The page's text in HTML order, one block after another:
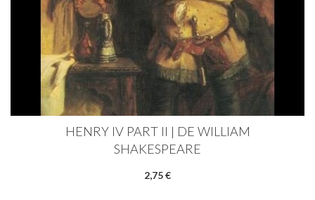
HENRY IV PART II | DE WILLIAM
SHAKESPEARE
2,75 €